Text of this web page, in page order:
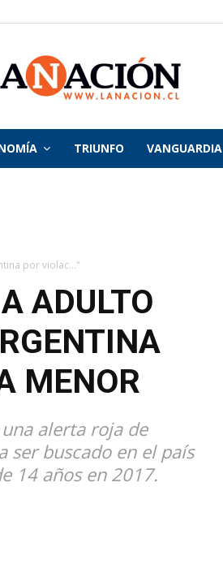
La
TRIUNFO VANGUARDIA
por violac..."
ADULTO
MENOR
alerta roja de
ser buscado en el país
14 años en 2017.